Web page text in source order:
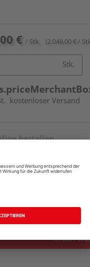
€ / Stk. (2.049,00 € /
Stk.
kostenloser Versand
bestellen
Standort ist nicht im
In den